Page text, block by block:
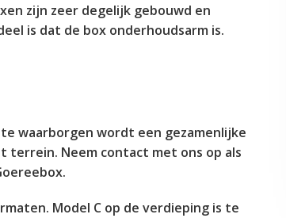
zijn zeer degelijk gebouwd en
is dat de box onderhoudsarm is.
waarborgen wordt een gezamenlijke
terrein. Neem contact met ons op als
Model C op de verdieping is te